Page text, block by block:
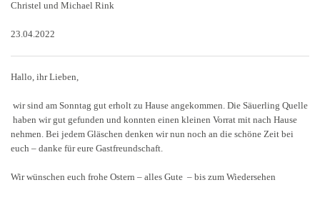
Christel und Michael Rink
23.04.2022
Hallo, ihr Lieben,
wir sind am Sonntag gut erholt zu Hause angekommen. Die Säuerling Quelle
haben wir gut gefunden und konnten einen kleinen Vorrat mit nach Hause
nehmen. Bei jedem Gläschen denken wir nun noch an die schöne Zeit bei
euch – danke für eure Gastfreundschaft.
Wir wünschen euch frohe Ostern – alles Gute – bis zum Wiedersehen